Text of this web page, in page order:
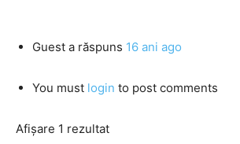
Guest a răspuns 16 ani ago
You must login to post comments
Afișare 1 rezultat